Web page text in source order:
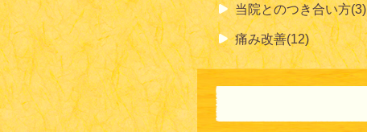
当院とのつき合い方(3)
痛み改善(12)